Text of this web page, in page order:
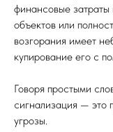
финансовые затраты
объектов или
возгорания имеет
купирование его с
Говоря простыми
сигнализация — это
угрозы.